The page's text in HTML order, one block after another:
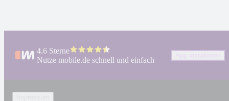
4.6 Sterne
Nutze mobile.de schnell und einfach